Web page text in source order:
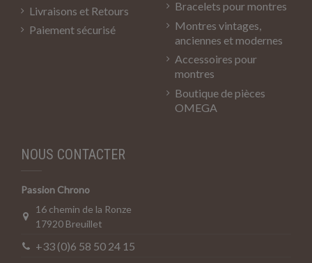
Livraisons et Retours
Paiement sécurisé
Bracelets pour montres
Montres vintages,
anciennes et modernes
Accessoires pour
montres
Boutique de pièces
OMEGA
NOUS CONTACTER
Passion Chrono
16 chemin de la Ronze
17920 Breuillet
+33 (0)6 58 50 24 15